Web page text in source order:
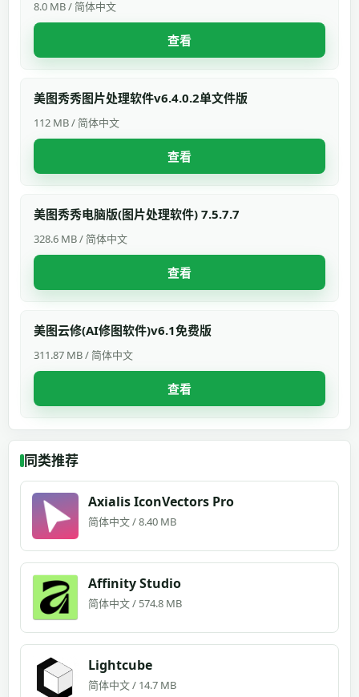
8.0 MB / 简体中文
查看
美图秀秀图片处理软件v6.4.0.2单文件版
112 MB / 简体中文
查看
美图秀秀电脑版(图片处理软件) 7.5.7.7
328.6 MB / 简体中文
查看
美图云修(AI修图软件)v6.1免费版
311.87 MB / 简体中文
查看
同类推荐
Axialis IconVectors Pro
简体中文 / 8.40 MB
Affinity Studio
简体中文 / 574.8 MB
Lightcube
简体中文 / 14.7 MB